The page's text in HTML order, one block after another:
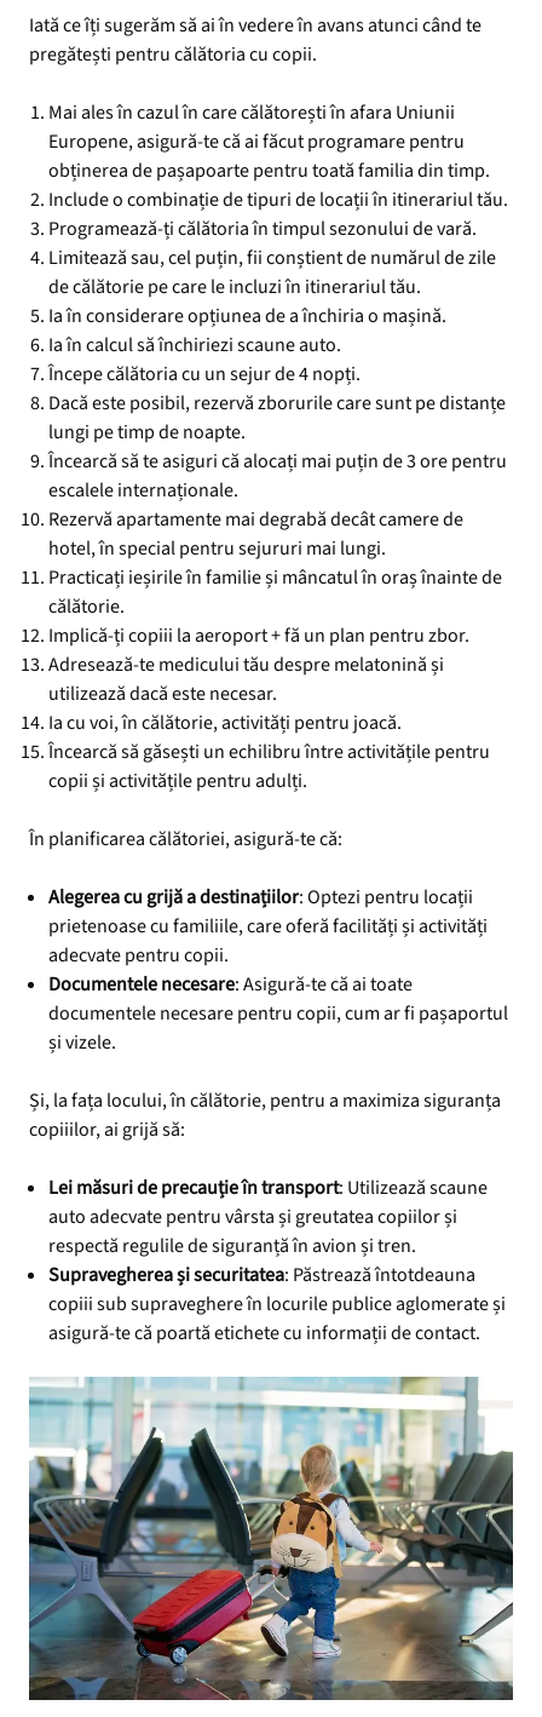
Iată ce îți sugerăm să ai în vedere în avans atunci când te
pregătești pentru călătoria cu copii.
Mai ales în cazul în care călătorești în afara Uniunii
Europene, asigură-te că ai făcut programare pentru
obținerea de pașapoarte pentru toată familia din timp.
Include o combinație de tipuri de locații în itinerariul tău.
Programează-ți călătoria în timpul sezonului de vară.
Limitează sau, cel puțin, fii conștient de numărul de zile
de călătorie pe care le incluzi în itinerariul tău.
Ia în considerare opțiunea de a închiria o mașină.
Ia în calcul să închiriezi scaune auto.
Începe călătoria cu un sejur de 4 nopți.
Dacă este posibil, rezervă zborurile care sunt pe distanțe
lungi pe timp de noapte.
Încearcă să te asiguri că alocați mai puțin de 3 ore pentru
escalele internaționale.
Rezervă apartamente mai degrabă decât camere de
hotel, în special pentru sejururi mai lungi.
Practicați ieșirile în familie și mâncatul în oraș înainte de
călătorie.
Implică-ți copiii la aeroport + fă un plan pentru zbor.
Adresează-te medicului tău despre melatonină și
utilizează dacă este necesar.
Ia cu voi, în călătorie, activități pentru joacă.
Încearcă să găsești un echilibru între activitățile pentru
copii și activitățile pentru adulți.
În planificarea călătoriei, asigură-te că:
Alegerea cu grijă a destinațiilor: Optezi pentru locații
prietenoase cu familiile, care oferă facilități și activități
adecvate pentru copii.
Documentele necesare: Asigură-te că ai toate
documentele necesare pentru copii, cum ar fi pașaportul
și vizele.
Și, la fața locului, în călătorie, pentru a maximiza siguranța
copiiilor, ai grijă să:
Lei măsuri de precauție în transport: Utilizează scaune
auto adecvate pentru vârsta și greutatea copiilor și
respectă regulile de siguranță în avion și tren.
Supravegherea și securitatea: Păstrează întotdeauna
copiii sub supraveghere în locurile publice aglomerate și
asigură-te că poartă etichete cu informații de contact.